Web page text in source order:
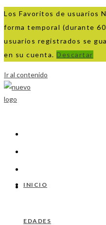
Los Favoritos de usuarios
forma temporal (durante
usuarios registrados se
en su cuenta. Descartar
Ir al contenido
INICIO
EDADES